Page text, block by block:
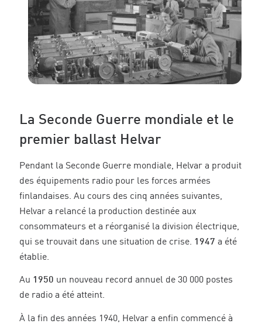
La Seconde Guerre mondiale et le
premier ballast Helvar
Pendant la Seconde Guerre mondiale, Helvar a produit
des équipements radio pour les forces armées
finlandaises. Au cours des cinq années suivantes,
Helvar a relancé la production destinée aux
consommateurs et a réorganisé la division électrique,
qui se trouvait dans une situation de crise. 1947 a été
établie.
Au 1950 un nouveau record annuel de 30 000 postes
de radio a été atteint.
À la fin des années 1940, Helvar a enfin commencé à